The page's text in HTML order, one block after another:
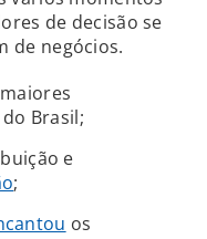
de decisão se
de negócios.
Brasil;
e
;
os